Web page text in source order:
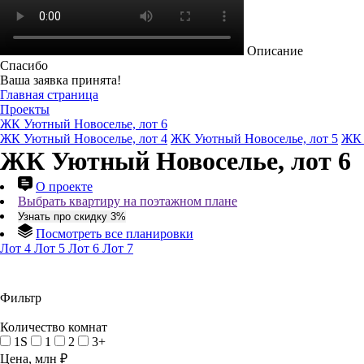
Описание
Спасибо
Ваша заявка принята!
Главная страница
Проекты
ЖК Уютный Новоселье, лот 6
ЖК Уютный Новоселье, лот 4 ЖК Уютный Новоселье, лот 5 ЖК
ЖК Уютный Новоселье, лот 6
О проекте
Выбрать квартиру на поэтажном плане
Узнать про скидку 3%
Посмотреть все планировки
Лот 4 Лот 5 Лот 6 Лот 7
Фильтр
Количество комнат
1S
1 2
3+
Цена, млн ₽